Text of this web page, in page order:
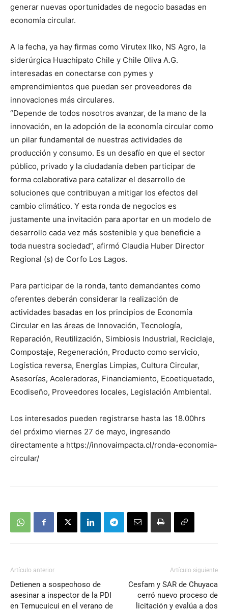
generar nuevas oportunidades de negocio basadas en
economía circular.
A la fecha, ya hay firmas como Virutex Ilko, NS Agro, la
siderúrgica Huachipato Chile y Chile Oliva A.G.
interesadas en conectarse con pymes y
emprendimientos que puedan ser proveedores de
innovaciones más circulares.
“Depende de todos nosotros avanzar, de la mano de la
innovación, en la adopción de la economía circular como
un pilar fundamental de nuestras actividades de
producción y consumo. Es un desafío en que el sector
público, privado y la ciudadanía deben participar de
forma colaborativa para catalizar el desarrollo de
soluciones que contribuyan a mitigar los efectos del
cambio climático. Y esta ronda de negocios es
justamente una invitación para aportar en un modelo de
desarrollo cada vez más sostenible y que beneficie a
toda nuestra sociedad”, afirmó Claudia Huber Director
Regional (s) de Corfo Los Lagos.
Para participar de la ronda, tanto demandantes como
oferentes deberán considerar la realización de
actividades basadas en los principios de Economía
Circular en las áreas de Innovación, Tecnología,
Reparación, Reutilización, Simbiosis Industrial, Reciclaje,
Compostaje, Regeneración, Producto como servicio,
Logística reversa, Energías Limpias, Cultura Circular,
Asesorías, Aceleradoras, Financiamiento, Ecoetiquetado,
Ecodiseño, Proveedores locales, Legislación Ambiental.
Los interesados pueden registrarse hasta las 18.00hrs
del próximo viernes 27 de mayo, ingresando
directamente a https://innovaimpacta.cl/ronda-economia-
circular/
Artículo anterior
Detienen a sospechoso de
asesinar a inspector de la PDI
en Temucuicui en el verano de
Artículo siguiente
Cesfam y SAR de Chuyaca
cerró nuevo proceso de
licitación y evalúa a dos